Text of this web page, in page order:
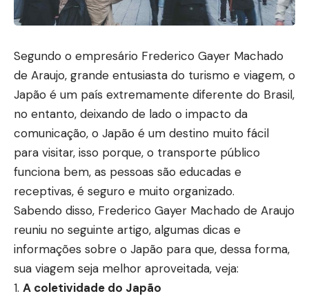
Segundo o empresário Frederico Gayer Machado
de Araujo, grande entusiasta do turismo e viagem, o
Japão é um país extremamente diferente do Brasil,
no entanto, deixando de lado o impacto da
comunicação, o Japão é um destino muito fácil
para visitar, isso porque, o transporte público
funciona bem, as pessoas são educadas e
receptivas, é seguro e muito organizado.
Sabendo disso, Frederico Gayer Machado de Araujo
reuniu no seguinte artigo, algumas dicas e
informações sobre o Japão para que, dessa forma,
sua viagem seja melhor aproveitada, veja:
A coletividade do Japão